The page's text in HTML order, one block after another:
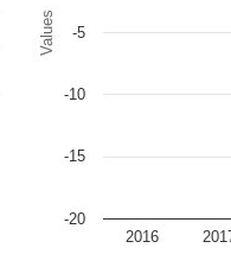
Values
2016
-20
-15
-10
-5